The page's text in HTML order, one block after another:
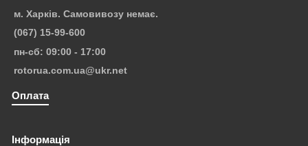
м. Харків. Самовивозу немає.
(067) 15-99-600
пн-сб: 09:00 - 17:00
rotorua.com.ua@ukr.net
Оплата
Інформація